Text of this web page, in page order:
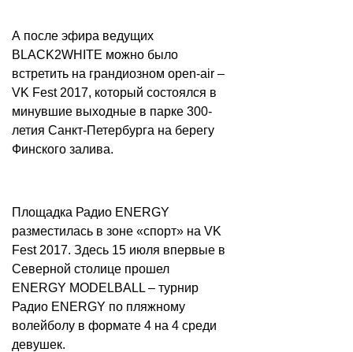
А после эфира ведущих
BLACK2WHITE можно было
встретить на грандиозном open-air –
VK Fest 2017, который состоялся в
минувшие выходные в парке 300-
летия Санкт-Петербурга на берегу
Финского залива.
Площадка Радио ENERGY
разместилась в зоне «спорт» на VK
Fest 2017. Здесь 15 июля впервые в
Северной столице прошел
ENERGY MODELBALL – турнир
Радио ENERGY по пляжному
волейболу в формате 4 на 4 среди
девушек.